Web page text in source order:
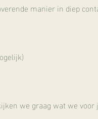
manier in diep
we graag wat we voor